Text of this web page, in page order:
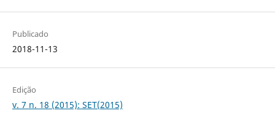
Publicado
2018-11-13
Edição
v. 7 n. 18 (2015): SET(2015)